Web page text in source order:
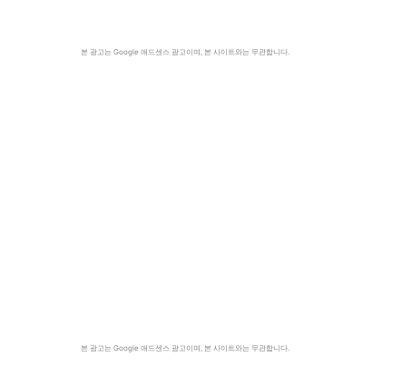
본 광고는 Google 애드센스 광고이며, 본 사이트와는 무관합니다.
본 광고는 Google 애드센스 광고이며, 본 사이트와는 무관합니다.